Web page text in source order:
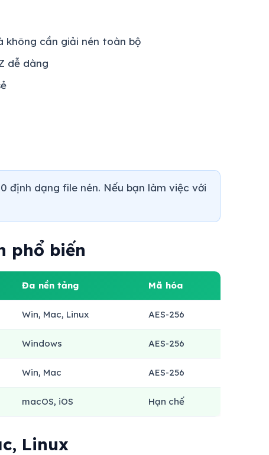
cần giải nén toàn bộ
dễ dàng
định dạng file nén. Nếu bạn làm việc với
phổ biến
Đa nền tảng Mã hóa
Win, Mac, Linux AES-256
Windows AES-256
Win, Mac AES-256
macOS, iOS Hạn chế
Linux